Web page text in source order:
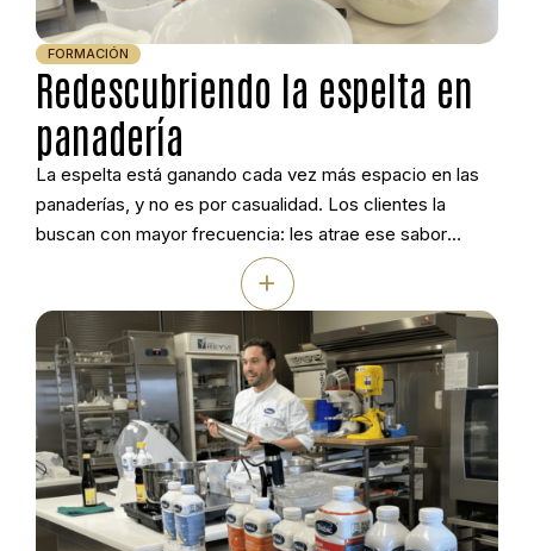
Redescubriendo la espelta en
panadería
FORMACIÓN
La espelta está ganando cada vez más espacio en las
panaderías, y no es por casualidad. Los clientes la
buscan con mayor frecuencia: les atrae ese sabor
distinto y la sensación de estar ante un producto más
auténtico. Con esta idea como punto de partida, Jorge
Justel, técnico demostrador de Ireks Ibérica y panadero
de […]
+